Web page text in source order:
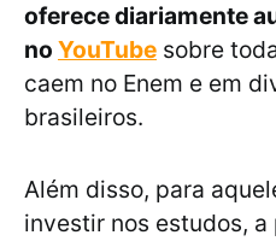
oferece diariamente
no YouTube sobre
caem no Enem e em
brasileiros.
Além disso, para
investir nos estudos,